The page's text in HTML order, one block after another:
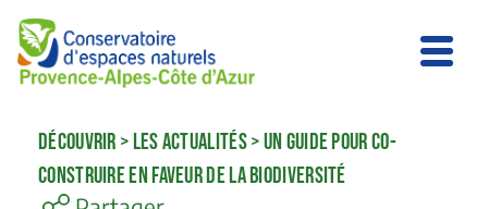
DÉCOUVRIR >LES ACTUALITÉS>UN GUIDE POUR CO-
CONSTRUIRE EN FAVEUR DE LA BIODIVERSITÉ